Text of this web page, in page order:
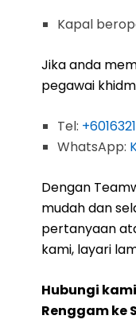
Kapal
Jika anda
pegawai
Tel:
WhatsApp:
Dengan
mudah dan
pertanyaan
kami, layari
Hubungi
Renggam ke